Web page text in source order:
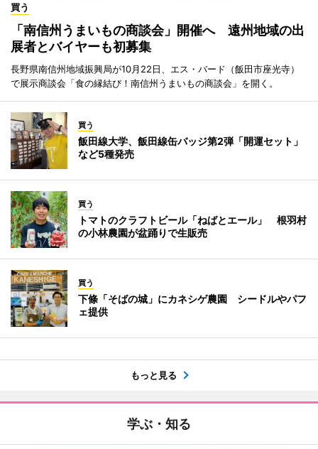
買う
「南信州うまいもの商談会」開催へ 遠州地域の出
展者とバイヤーも初募集
長野県南信州地域振興局が10月22日、エス・バード（飯田市座光寺）
で展示商談会「食の縁結び！南信州うまいもの商談会」を開く。
買う
飯田線大学、飯田線缶バッジ第2弾「開運セット」
など5種発売
買う
トマトのクラフトビール「ねばとエール」 根羽村
の小林農園が盆踊りで生販売
買う
下條「そばの城」にカネシゲ農園 シードルやパフ
ェ提供
もっと見る
学ぶ・知る